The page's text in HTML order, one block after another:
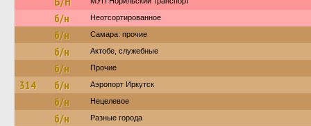
б/н Неотсортированное
б/н Самара: прочие
б/н Актобе, служебные
б/н Прочие
314 б/н Аэропорт Иркутск
б/н Нецелевое
б/н Разные города